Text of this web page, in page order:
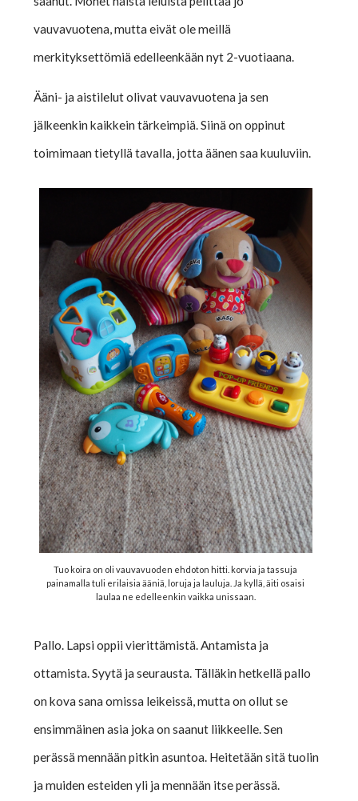
vauvavuotena, mutta eivät ole meillä
merkityksettömiä edelleenkään nyt 2-vuotiaana.
Ääni- ja aistilelut olivat vauvavuotena ja sen
jälkeenkin kaikkein tärkeimpiä. Siinä on oppinut
toimimaan tietyllä tavalla, jotta äänen saa kuuluviin.
Tuo koira on oli vauvavuoden ehdoton hitti. korvia ja tassuja
painamalla tuli erilaisia ääniä, loruja ja lauluja. Ja kyllä, äiti osaisi
laulaa ne edelleenkin vaikka unissaan.
Pallo. Lapsi oppii vierittämistä. Antamista ja
ottamista. Syytä ja seurausta. Tälläkin hetkellä pallo
on kova sana omissa leikeissä, mutta on ollut se
ensimmäinen asia joka on saanut liikkeelle. Sen
perässä mennään pitkin asuntoa. Heitetään sitä tuolin
ja muiden esteiden yli ja mennään itse perässä.